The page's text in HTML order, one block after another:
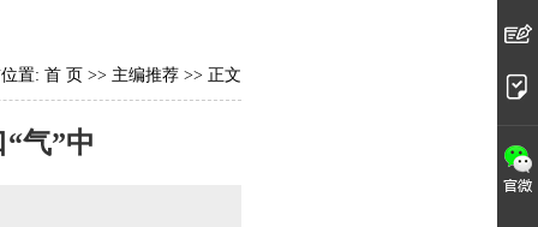
置: 首 页 >> 主编推荐 >> 正文
气”中